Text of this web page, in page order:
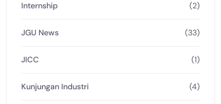
Internship (2)
JGU News (33)
JICC (1)
Kunjungan Industri (4)